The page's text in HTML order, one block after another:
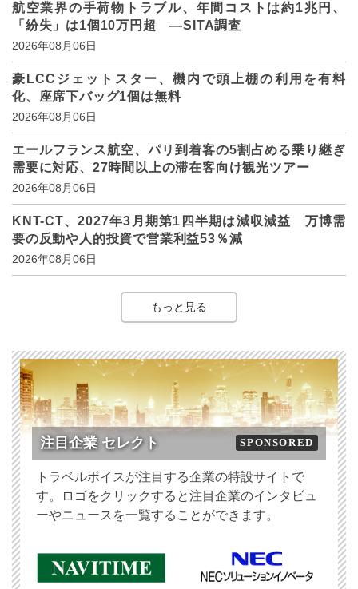
航空業界の手荷物トラブル、年間コストは約1兆円、
「紛失」は1個10万円超 ―SITA調査
2026年08月06日
豪LCCジェットスター、機内で頭上棚の利用を有料
化、座席下バッグ1個は無料
2026年08月06日
エールフランス航空、パリ到着客の5割占める乗り継ぎ
需要に対応、27時間以上の滞在客向け観光ツアー
2026年08月06日
KNT-CT、2027年3月期第1四半期は減収減益 万博需
要の反動や人的投資で営業利益53％減
2026年08月06日
もっと見る
注目企業 セレクト SPONSORED
トラベルボイスが注目する企業の特設サイトで
す。ロゴをクリックすると注目企業のインタビュ
ーやニュースを一覧することができます。